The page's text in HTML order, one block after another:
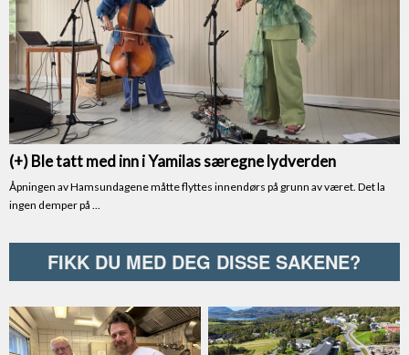
FIKK DU MED DEG DISSE SAKENE?